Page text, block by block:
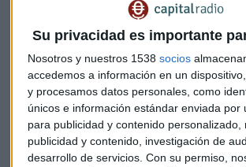
Su privacidad es importante
Nosotros y nuestros 1538 socios
accedemos a información en un
y procesamos datos personales, como
únicos e información estándar enviada por
para publicidad y contenido personalizado,
publicidad y contenido, investigación de
desarrollo de servicios. Con su permiso,
demanda no tiene relación con el proceso
automotriz no tiene intención de
judicial contra UAW.
La firma estadounidense alega que bajo el
fallecidoSergio Marchionne, FCA
sindicato para corromper el proceso de
colectiva entre 2009 y 2015.